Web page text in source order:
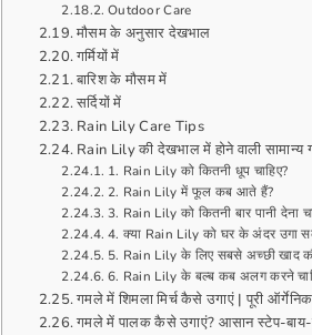
Outdoor Care
मौसम के अनुसार देखभाल
गर्मियों में
बारिश के मौसम में
सर्दियों में
Rain Lily Care Tips
Rain Lily की देखभाल में होने वाली सामान्य
1. Rain Lily को कितनी धूप चाहिए?
2. Rain Lily में फूल कब आते हैं?
3. Rain Lily को कितनी बार पानी देना
4. क्या Rain Lily को घर के अंदर उगा
5. Rain Lily के लिए सबसे अच्छी खाद
6. Rain Lily के बल्ब कब अलग करने
गमले में शिमला मिर्च कैसे उगाएं | पूरी
गमले में पालक कैसे उगाएं? आसान स्टेप-